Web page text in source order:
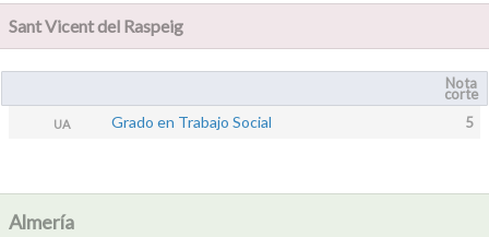
Sant Vicent del Raspeig
Nota
corte
UA Grado en Trabajo Social 5
Almería